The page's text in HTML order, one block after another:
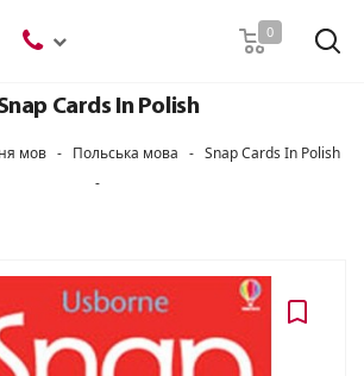
0
Cards In Polish
мов - Польська мова - Snap Cards In Polish
-